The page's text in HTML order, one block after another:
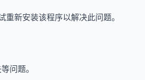
重新安装该程序以解决此问题。
问题。